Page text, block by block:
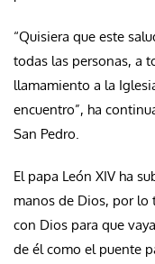
“Quisiera que este
todas las personas, a
llamamiento a la
encuentro”, ha
San Pedro.
El papa León XIV ha
manos de Dios, por lo
con Dios para que
de él como el puente